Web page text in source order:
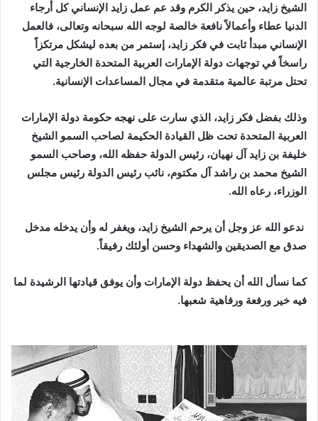
الشيخ زايد، حين يذكر الكرم وقد عم عمل زايد الإنساني كل أرجاء
الدنيا عطاء وأعمالاً نافعة خالصة لوجه الله سبحانه وتعالى، فالعمل
الإنساني مبدأ ثابت في فكر زايد، إستمر من بعده ليشكل مرتكزاً
راسخاً في توجهات دولة الإمارات العربية المتحدة الخارجية التي
تحتل مرتبة عالمية متقدمة في مجال المساعدات الإنسانية.
وذلك بفضل فكر زايد، الذي سارت على نهجه حكومة دولة الإمارات
العربية المتحدة تحت ظل القيادة الحكيمة لصاحب السمو الشيخ
خليفة بن زايد آل نهيان، رئيس الدولة حفظه الله، وصاحب السمو
الشيخ محمد بن راشد آل مكتوم، نائب رئيس الدولة رئيس مجلس
الوزراء، رعاه الله.
ندعو الله عز وجل أن يرحم الشيخ زايد، ويغفر له وأن يدخله مدخل
صدق مع الصديقين والشهداء وحسن أولئك رفيقاً.
كما نسأل الله أن يحفظ دولة الإمارات وأن يوفق قيادتها الرشيدة لما
فيه خير ورفعة ورفاهية شعبها.